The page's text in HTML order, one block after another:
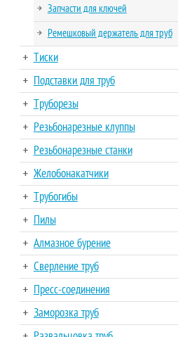
Запчасти для ключей
Ремешковый держатель для труб
Тиски
Подставки для труб
Труборезы
Резьбонарезные клуппы
Резьбонарезные станки
Желобонакатчики
Трубогибы
Пилы
Алмазное бурение
Сверление труб
Пресс-соединения
Заморозка труб